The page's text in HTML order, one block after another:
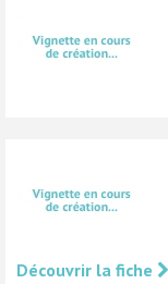
Découvrir la fiche